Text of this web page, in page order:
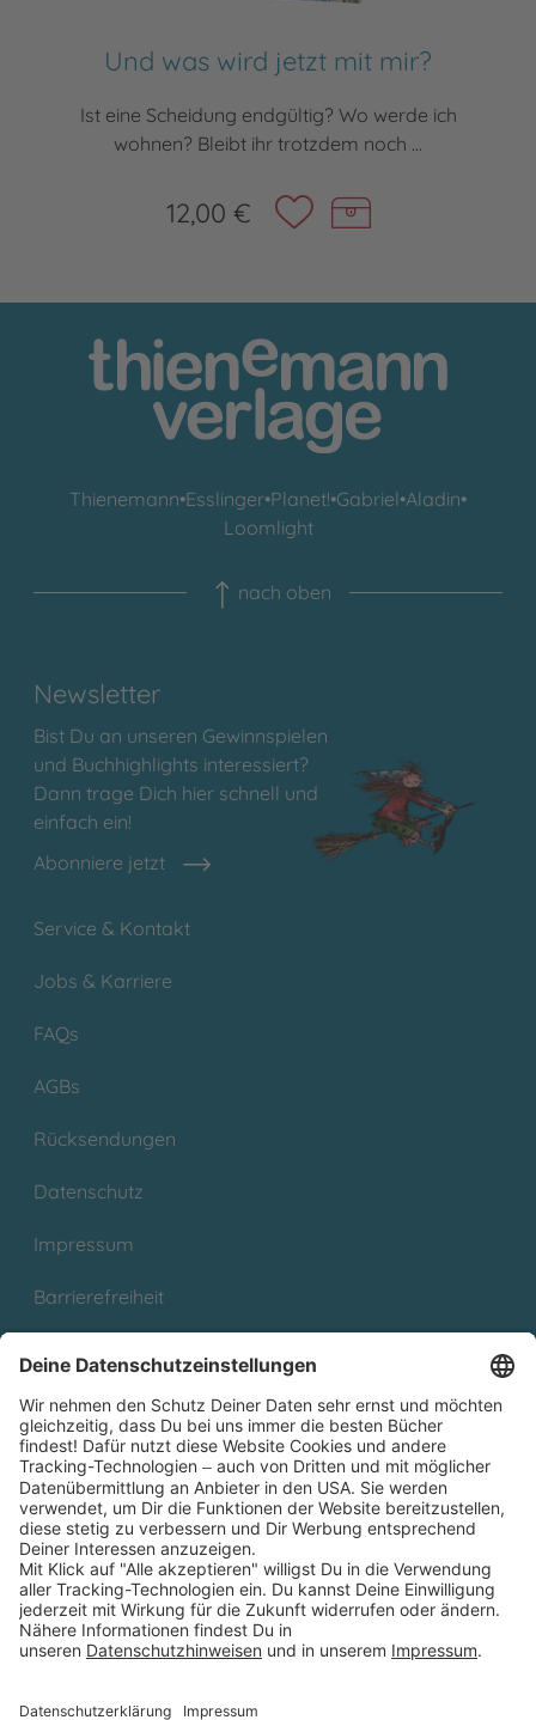
Und was wird jetzt mit mir?
Ist eine Scheidung endgültig? Wo werde ich
wohnen? Bleibt ihr trotzdem noch ...
12,00 €
Thienemann•Esslinger•Planet!•Gabriel•Aladin•
Loomlight
nach oben
Newsletter
Bist Du an unseren Gewinnspielen
und Buchhighlights interessiert?
Dann trage Dich hier schnell und
einfach ein!
Abonniere jetzt
Service & Kontakt
Jobs & Karriere
FAQs
AGBs
Rücksendungen
Datenschutz
Impressum
Barrierefreiheit
Partnerprogramm (Affiliate)
Folge uns auf
* Versandkostenfrei ab 9,00 € Bestellwert innerhalb
Deutschlands
** Lieferzeit 1-3 Werktage innerhalb Deutschlands
Thienemann-Esslinger Verlag GmbH, Blumenstraße 36, D-70182